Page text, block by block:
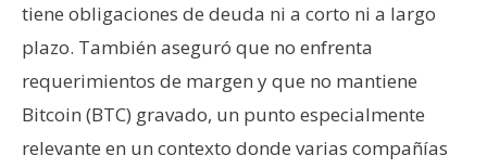
tiene obligaciones de deuda ni a corto ni a largo
plazo. También aseguró que no enfrenta
requerimientos de margen y que no mantiene
Bitcoin (BTC) gravado, un punto especialmente
relevante en un contexto donde varias compañías